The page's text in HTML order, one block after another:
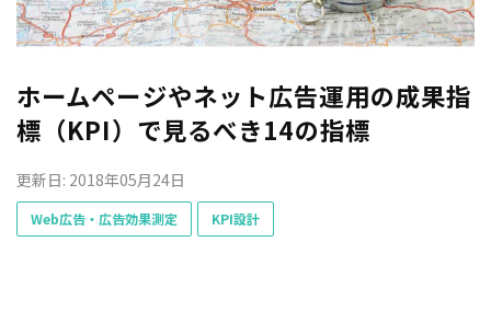
ホームページやネット広告運用の成果指
標（KPI）で見るべき14の指標
更新日: 2018年05月24日
Web広告・広告効果測定 KPI設計